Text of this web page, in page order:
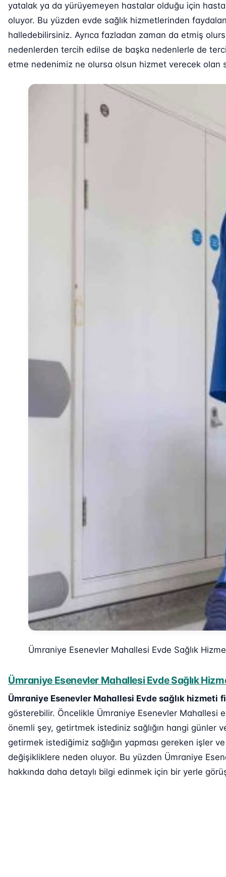
yatalak ya da yürüyemeyen hastalar olduğu için
oluyor. Bu yüzden evde sağlık hizmetlerinden
halledebilirsiniz. Ayrıca fazladan zaman da etmiş
nedenlerden tercih edilse de başka nedenlerle de
etme nedenimiz ne olursa olsun hizmet verecek olan
Ümraniye Esenevler Mahallesi Evde Sağlık
Ümraniye Esenevler Mahallesi Evde Sağlık
Ümraniye Esenevler Mahallesi Evde sağlık hizmeti
gösterebilir. Öncelikle Ümraniye Esenevler Mahallesi
önemli şey, getirtmek istediniz sağlığın hangi günler
getirmek istediğimiz sağlığın yapması gereken işler
değişikliklere neden oluyor. Bu yüzden Ümraniye
hakkında daha detaylı bilgi edinmek için bir yerle